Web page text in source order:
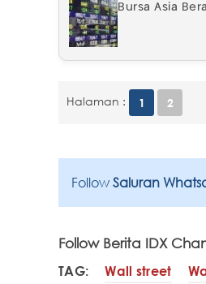
Bursa Asia
Halaman : 1 2
Follow Saluran
Follow Berita IDX
TAG: Wall street